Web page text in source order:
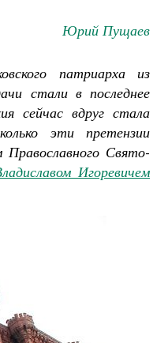
Юрий Пущаев
патриарха из
стали в последнее
сейчас вдруг стала
эти претензии
Свято-
Игоревичем